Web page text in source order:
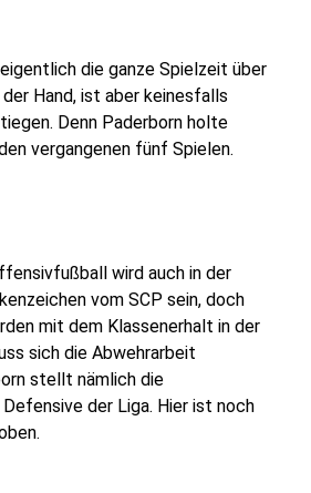
die ganze Spielzeit über
Hand, ist aber keinesfalls
Denn Paderborn holte
vergangenen fünf Spielen.
wird auch in der
vom SCP sein, doch
mit dem Klassenerhalt in der
sich die Abwehrarbeit
stellt nämlich die
der Liga. Hier ist noch